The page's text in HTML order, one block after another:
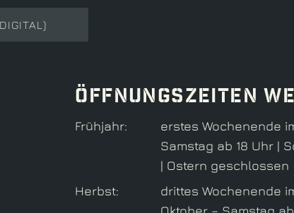
Öffnungszeiten
Früh­jahr:
erstes Wochenende
Samstag ab 18 Uhr |
| Ostern geschlossen
Herbst:
drittes Wochenende